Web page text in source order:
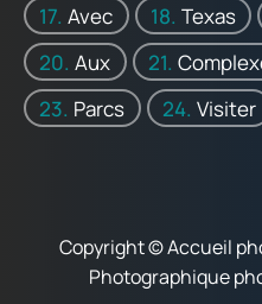
Avec
Texas
Aux
Parcs
Visiter
Copyright © Accueil
Photographique